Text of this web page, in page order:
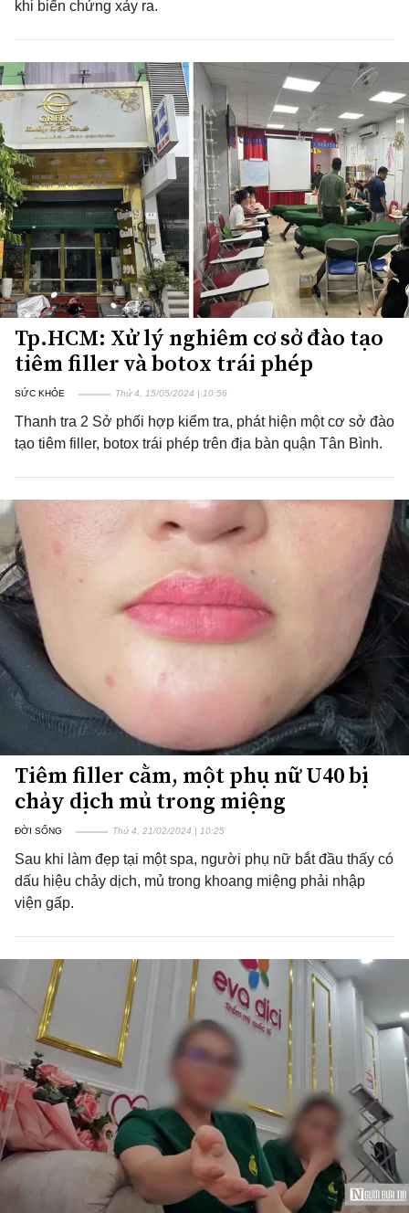
khi biến chứng xảy ra.
Tp.HCM: Xử lý nghiêm cơ sở đào tạo
tiêm filler và botox trái phép
SỨC KHỎE Thứ 4, 15/05/2024 | 10:56
Thanh tra 2 Sở phối hợp kiểm tra, phát hiện một cơ sở đào
tạo tiêm filler, botox trái phép trên địa bàn quận Tân Bình.
Tiêm filler cằm, một phụ nữ U40 bị
chảy dịch mủ trong miệng
ĐỜI SỐNG Thứ 4, 21/02/2024 | 10:25
Sau khi làm đẹp tại một spa, người phụ nữ bắt đầu thấy có
dấu hiệu chảy dịch, mủ trong khoang miệng phải nhập
viện gấp.